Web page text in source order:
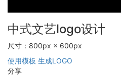
中式文艺logo设计
尺寸：800px × 600px
使用模板 生成LOGO
分享